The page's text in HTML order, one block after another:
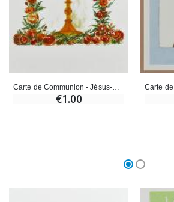
Carte de Communion - Jésus-Christ Eucharistie
€1.00